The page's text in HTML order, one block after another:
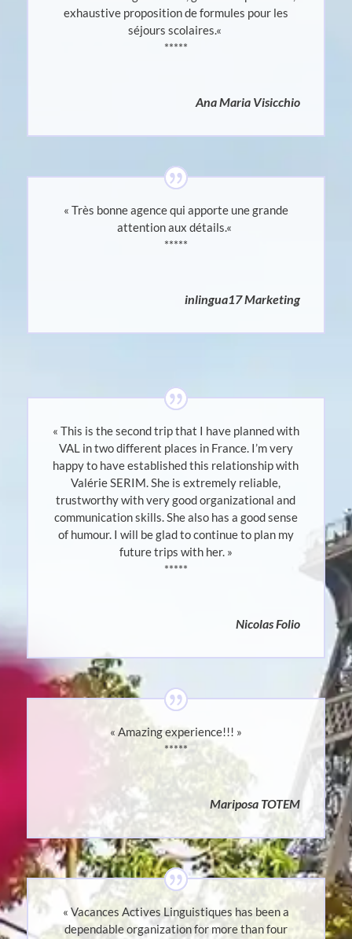
exhaustive proposition de formules pour les
séjours scolaires.«
*****
Ana Maria Visicchio
« Très bonne agence qui apporte une grande
attention aux détails.«
*****
inlingua17 Marketing
« This is the second trip that I have planned with
VAL in two different places in France. I’m very
happy to have established this relationship with
Valérie SERIM. She is extremely reliable,
trustworthy with very good organizational and
communication skills. She also has a good sense
of humour. I will be glad to continue to plan my
future trips with her. »
*****
Nicolas Folio
« Amazing experience!!! »
*****
Mariposa TOTEM
« Vacances Actives Linguistiques has been a
dependable organization for more than four